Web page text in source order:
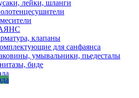
лейки, шланги
клапаны
для санфаянса
умывальники, пьедесталы
биде